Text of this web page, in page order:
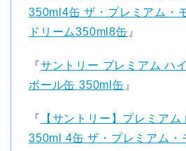
350ml4缶 ザ・プレミアム・
ドリーム350ml8缶 』
『サントリー プレミアム ハ
ボール缶 350ml缶 』
『
【サントリー】プレミア
350ml 4缶 ザ・プレミアム・